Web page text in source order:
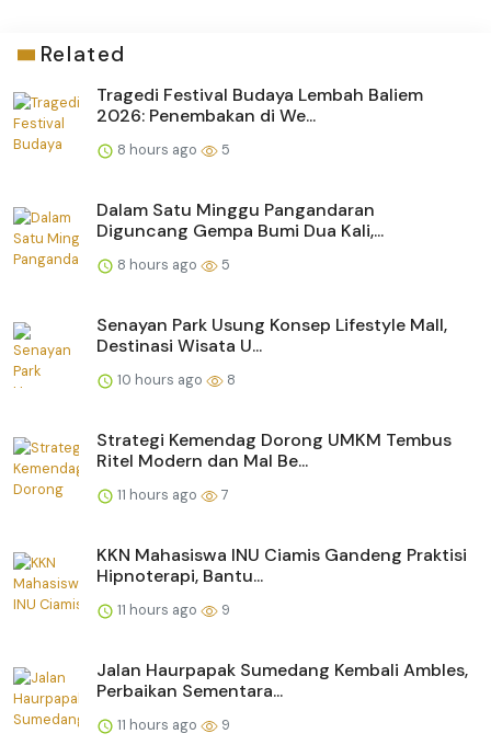
Related
Tragedi Festival Budaya Lembah Baliem
2026: Penembakan di We...
8 hours ago 5
Dalam Satu Minggu Pangandaran
Diguncang Gempa Bumi Dua Kali,...
8 hours ago 5
Senayan Park Usung Konsep Lifestyle Mall,
Destinasi Wisata U...
10 hours ago 8
Strategi Kemendag Dorong UMKM Tembus
Ritel Modern dan Mal Be...
11 hours ago 7
KKN Mahasiswa INU Ciamis Gandeng Praktisi
Hipnoterapi, Bantu...
11 hours ago 9
Jalan Haurpapak Sumedang Kembali Ambles,
Perbaikan Sementara...
11 hours ago 9